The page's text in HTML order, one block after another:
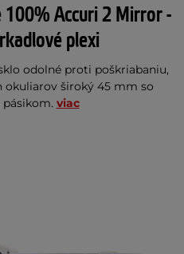
Accuri 2 Mirror -
plexi
odolné proti poškriabaniu,
široký 45 mm so
viac